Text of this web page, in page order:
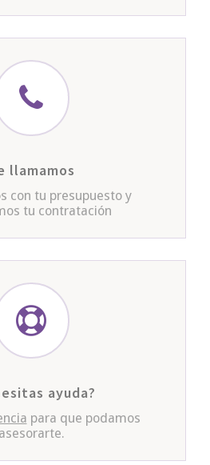
llamamos
con tu presupuesto y
tu contratación
ayuda?
para que podamos
asesorarte.